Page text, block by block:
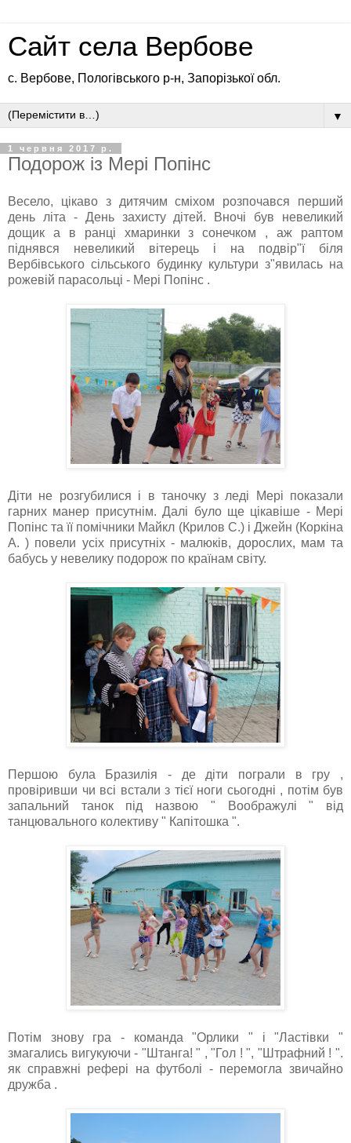
Сайт села Вербове
с. Вербове, Пологівського р-н, Запорізької обл.
▼
1 червня 2017 р.
Подорож із Мері Попінс
Весело, цікаво з дитячим сміхом розпочався перший
день літа - День захисту дітей. Вночі був невеликий
дощик а в ранці хмаринки з сонечком , аж раптом
піднявся невеликий вітерець і на подвір"ї біля
Вербівського сільського будинку культури з"явилась на
рожевій парасольці - Мері Попінс .
Діти не розгубилися і в таночку з леді Мері показали
гарних манер присутнім. Далі було ще цікавіше - Мері
Попінс та її помічники Майкл (Крилов С.) і Джейн (Коркіна
А. ) повели усіх присутніх - малюків, дорослих, мам та
бабусь у невелику подорож по країнам світу.
Першою була Бразилія - де діти пограли в гру ,
провіривши чи всі встали з тієї ноги сьогодні , потім був
запальний танок під назвою " Воображулі " від
танцювального колективу " Капітошка ".
Потім знову гра - команда "Орлики " і "Ластівки "
змагались вигукуючи - "Штанга! " , "Гол ! ", "Штрафний ! ".
як справжні рефері на футболі - перемогла звичайно
дружба .